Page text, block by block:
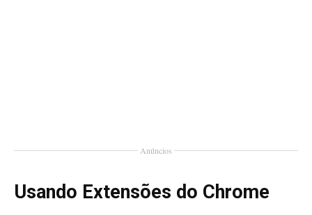
Anúncios
Usando Extensões do Chrome